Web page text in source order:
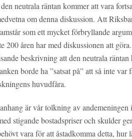
neutrala räntan kommer att vara
om denna diskussion. Att
som ett mycket förbryllande
200 åren har med diskussionen att
beskrivning att den neutrala
borde ha ”satsat på” att så inte var
huvudfåra.
är vår tolkning av andemeningen
stigande bostadspriser och skulder
vara för att åstadkomma detta, hur